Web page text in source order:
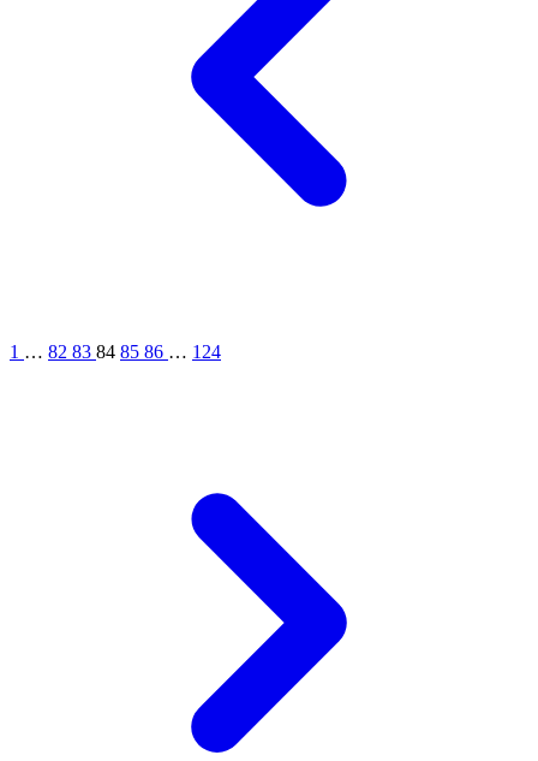
1 … 82 83 84 85 86 … 124